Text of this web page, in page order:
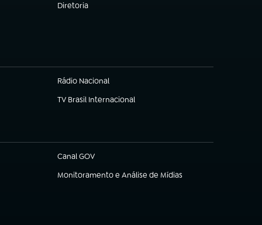
Diretoria
(abre em nova aba)
Rádio Nacional
TV Brasil Internacional
(abre em nova aba)
Canal GOV
(abre em nova aba)
Monitoramento e Análise de Mídias
(abre em nova aba)